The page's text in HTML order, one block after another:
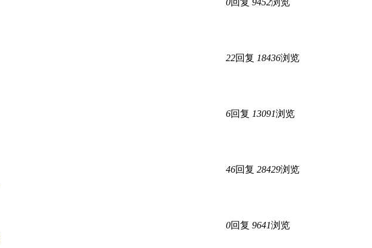
0回复 9452浏览
22回复 18436浏览
6回复 13091浏览
46回复 28429浏览
0回复 9641浏览